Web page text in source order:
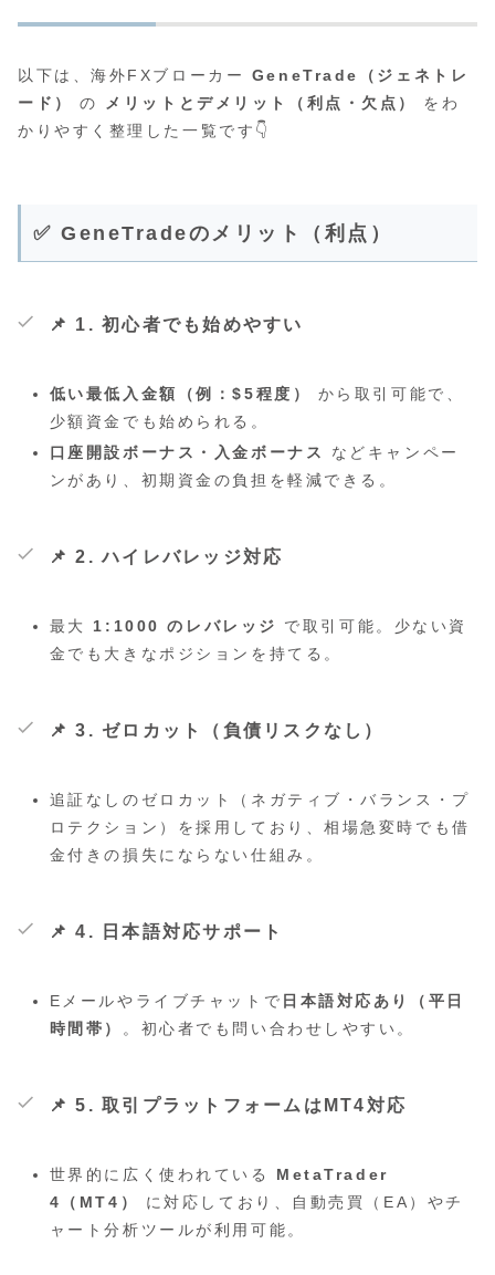
以下は、海外FXブローカー GeneTrade（ジェネトレ
ード）
の メリットとデメリット（利点・欠点）
をわ
かりやすく整理した一覧です👇
✅ GeneTradeのメリット（利点）
📌 1. 初心者でも始めやすい
低い最低入金額（例：$5程度）
から取引可能で、
少額資金でも始められる。
口座開設ボーナス・入金ボーナス
などキャンペー
ンがあり、初期資金の負担を軽減できる。
📌 2. ハイレバレッジ対応
最大 1:1000 のレバレッジ
で取引可能。少ない資
金でも大きなポジションを持てる。
📌 3. ゼロカット（負債リスクなし）
追証なしのゼロカット（ネガティブ・バランス・プ
ロテクション）を採用しており、相場急変時でも借
金付きの損失にならない仕組み。
📌 4. 日本語対応サポート
Eメールやライブチャットで 日本語対応あり（平日
時間帯）
。初心者でも問い合わせしやすい。
📌 5.取引プラットフォームはMT4対応
世界的に広く使われている MetaTrader
4（MT4）
に対応しており、自動売買（EA）やチ
ャート分析ツールが利用可能。